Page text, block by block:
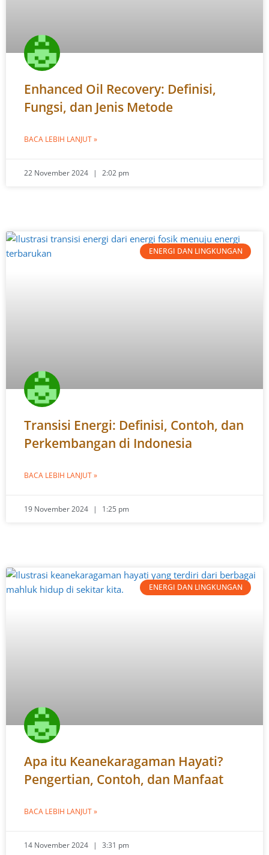
Enhanced Oil Recovery: Definisi,
Fungsi, dan Jenis Metode
BACA LEBIH LANJUT »
22 November 2024 2:02 pm
ENERGI DAN LINGKUNGAN
Transisi Energi: Definisi, Contoh, dan
Perkembangan di Indonesia
BACA LEBIH LANJUT »
19 November 2024 1:25 pm
ENERGI DAN LINGKUNGAN
Apa itu Keanekaragaman Hayati?
Pengertian, Contoh, dan Manfaat
BACA LEBIH LANJUT »
14 November 2024 3:31 pm